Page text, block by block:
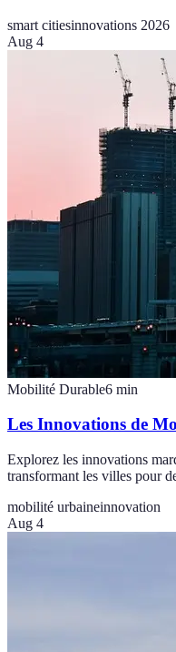
smart citiesinnovations 2026
Aug 4
Mobilité Durable6 min
Les Innovations de
Explorez les innovations
transformant les villes pour
mobilité urbaineinnovation
Aug 4